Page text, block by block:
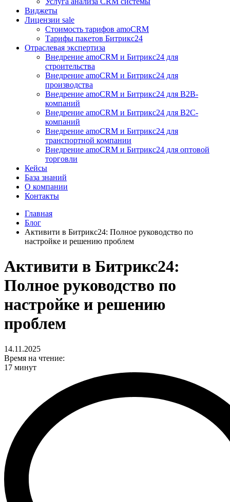
Виджеты
Лицензии sale
Стоимость тарифов amoCRM
Тарифы пакетов Битрикс24
Отраслевая экспертиза
Внедрение amoCRM и Битрикс24 для
строительства
Внедрение amoCRM и Битрикс24 для
производства
Внедрение amoCRM и Битрикс24 для В2В-
компаний
Внедрение amoCRM и Битрикс24 для В2С-
компаний
Внедрение amoCRM и Битрикс24 для
транспортной компании
Внедрение amoCRM и Битрикс24 для оптовой
торговли
Кейсы
База знаний
О компании
Контакты
Главная
Блог
Активити в Битрикс24: Полное руководство по
настройке и решению проблем
Активити в Битрикс24:
Полное руководство по
настройке и решению
проблем
14.11.2025
Время на чтение:
17 минут